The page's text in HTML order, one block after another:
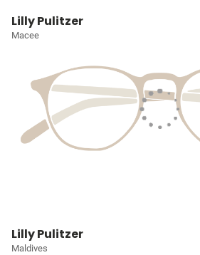
Lilly Pulitzer
Macee
Lilly Pulitzer
Maldives